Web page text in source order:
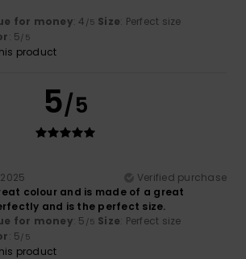
for money: 4 /5 Size: Perfect size
: 5/5
product
5/5
Verified purchase
colour and is made of a great
and is the perfect size.
for money: 5 /5 Size: Perfect size
: 5/5
product